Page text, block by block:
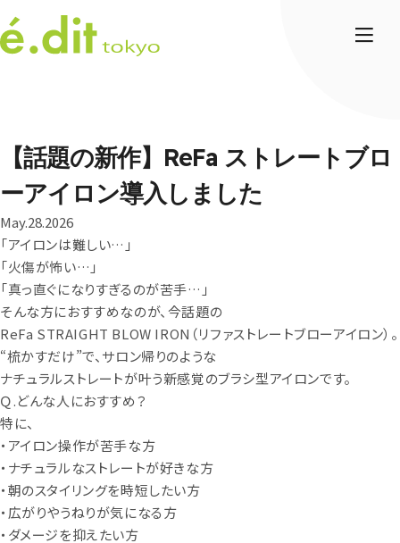
【話題の新作】ReFa ストレートブロ
ーアイロン導入しました
May.28.2026
「アイロンは難しい…」
「火傷が怖い…」
「真っ直ぐになりすぎるのが苦手…」
そんな方におすすめなのが、今話題の
ReFa STRAIGHT BLOW IRON（リファストレートブローアイロン）。
“梳かすだけ”で、サロン帰りのような
ナチュラルストレートが叶う新感覚のブラシ型アイロンです。
Ｑ.どんな人におすすめ？
特に、
・アイロン操作が苦手な方
・ナチュラルなストレートが好きな方
・朝のスタイリングを時短したい方
・広がりやうねりが気になる方
・ダメージを抑えたい方